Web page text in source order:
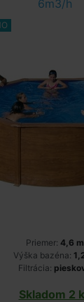
6m3/h
Priemer: 4,6 m
Výška bazéna:
Filtrácia:
Skladom 2